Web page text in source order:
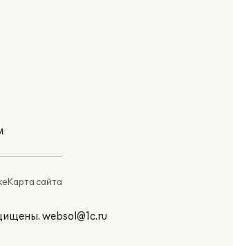
Карта сайта
websol@1c.ru